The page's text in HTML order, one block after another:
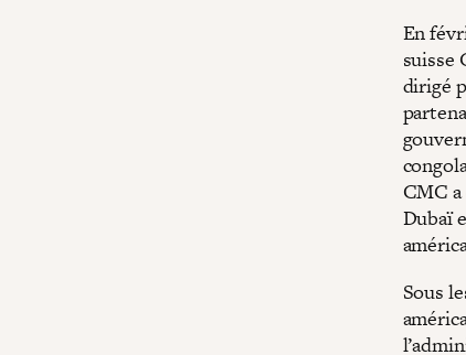
En
suisse
dirigé
CMC
Dubaï
Sous